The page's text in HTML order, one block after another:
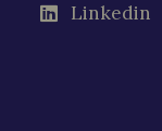
Linkedin